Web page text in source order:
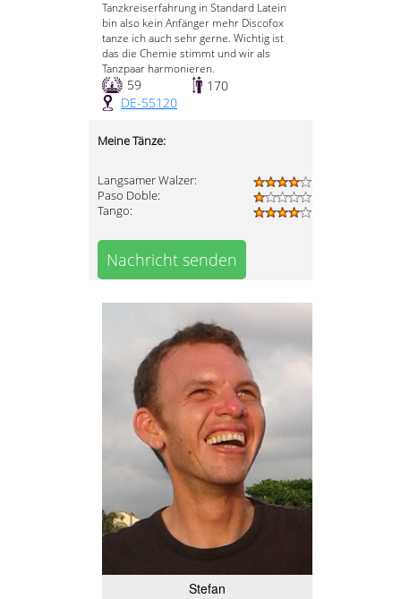
Tanzkreiserfahrung in Standard Latein
bin also kein Anfänger mehr Discofox
tanze ich auch sehr gerne. Wichtig ist
das die Chemie stimmt und wir als
Tanzpaar harmonieren.
59
170
DE-55120
Meine Tänze:
Langsamer Walzer:
Paso Doble:
Tango:
Nachricht senden
Stefan